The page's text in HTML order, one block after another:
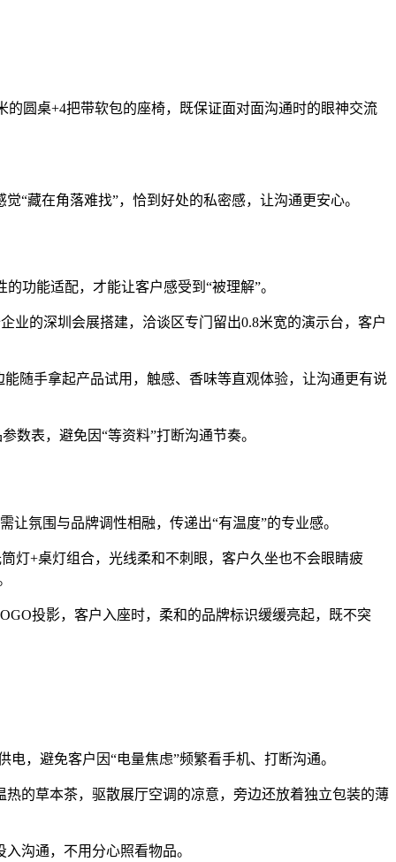
的圆桌+4把带软包的座椅，既保证面对面沟通时的眼神交流
“藏在角落难找”，恰到好处的私密感，让沟通更安心。
功能适配，才能让客户感受到“被理解”。
业的深圳会展搭建，洽谈区专门留出0.8米宽的演示台，客户
随手拿起产品试用，触感、香味等直观体验，让沟通更有说
数表，避免因“等资料”打断沟通节奏。
氛围与品牌调性相融，传递出“有温度”的专业感。
灯+桌灯组合，光线柔和不刺眼，客户久坐也不会眼睛疲
投影，客户入座时，柔和的品牌标识缓缓亮起，既不突
，避免客户因“电量焦虑”频繁看手机、打断沟通。
的草本茶，驱散展厅空调的凉意，旁边还放着独立包装的薄
沟通，不用分心照看物品。